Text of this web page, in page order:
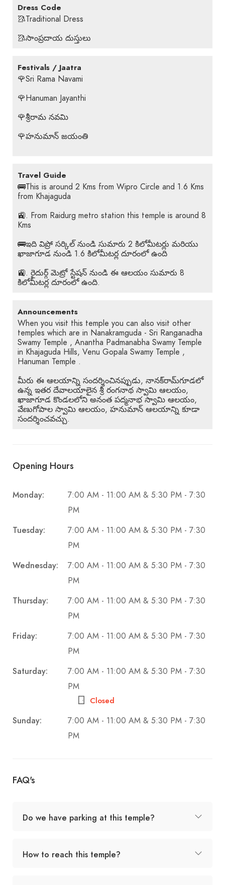
Dress Code
🥻Traditional Dress
🥻సాంప్రదాయ దుస్తులు
Festivals / Jaatra
🌹Sri Rama Navami
🌹Hanuman Jayanthi
🌹శ్రీరామ నవమి
🌹హనుమాన్ జయంతి
Travel Guide
🚌This is around 2 Kms from Wipro Circle and 1.6 Kms
from Khajaguda
🚉. From Raidurg metro station this temple is around 8
Kms
🚌ఇది విప్రో సర్కిల్ నుండి సుమారు 2 కిలోమీటర్లు మరియు
ఖాజాగూడ నుండి 1.6 కిలోమీటర్ల దూరంలో ఉంది
🚉. రైదుర్గ్ మెట్రో స్టేషన్ నుండి ఈ ఆలయం సుమారు 8
కిలోమీటర్ల దూరంలో ఉంది.
Announcements
When you visit this temple you can also visit other
temples which are in Nanakramguda - Sri Ranganadha
Swamy Temple , Anantha Padmanabha Swamy Temple
in Khajaguda Hills, Venu Gopala Swamy Temple ,
Hanuman Temple .
మీరు ఈ ఆలయాన్ని సందర్శించినప్పుడు, నానక్‌రామ్‌గూడలో
ఉన్న ఇతర దేవాలయాలైన శ్రీ రంగనాథ స్వామి ఆలయం,
ఖాజాగూడ కొండలలోని అనంత పద్మనాభ స్వామి ఆలయం,
వేణుగోపాల స్వామి ఆలయం, హనుమాన్ ఆలయాన్ని కూడా
సందర్శించవచ్చు.
Opening Hours
Monday:
7:00 AM - 11:00 AM & 5:30 PM - 7:30
PM
Tuesday:
7:00 AM - 11:00 AM & 5:30 PM - 7:30
PM
Wednesday:
7:00 AM - 11:00 AM & 5:30 PM - 7:30
PM
Thursday:
7:00 AM - 11:00 AM & 5:30 PM - 7:30
PM
Friday:
7:00 AM - 11:00 AM & 5:30 PM - 7:30
PM
Saturday:
7:00 AM - 11:00 AM & 5:30 PM - 7:30
PM
Closed
Sunday:
7:00 AM - 11:00 AM & 5:30 PM - 7:30
PM
FAQ's
Do we have parking at this temple?
How to reach this temple?